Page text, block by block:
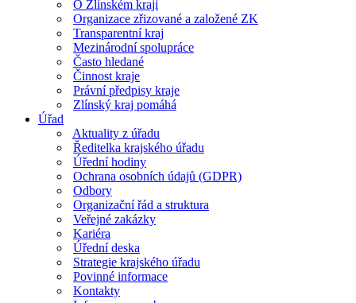
O Zlínském kraji
Organizace zřizované a založené ZK
Transparentní kraj
Mezinárodní spolupráce
Často hledané
Činnost kraje
Právní předpisy kraje
Zlínský kraj pomáhá
Úřad
Aktuality z úřadu
Ředitelka krajského úřadu
Úřední hodiny
Ochrana osobních údajů (GDPR)
Odbory
Organizační řád a struktura
Veřejné zakázky
Kariéra
Úřední deska
Strategie krajského úřadu
Povinné informace
Kontakty